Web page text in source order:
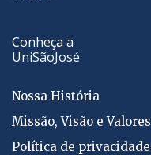
Conheça a
UniSãoJosé
Nossa História
Missão, Visão e Valores
Política de privacidade